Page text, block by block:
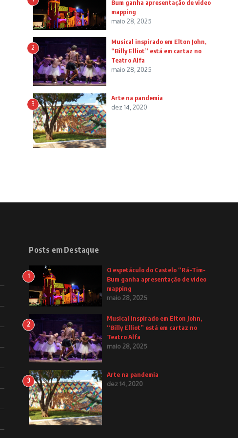
Bum ganha apresentação de video
mapping
maio 28, 2025
2
Musical inspirado em Elton John,
“Billy Elliot” está em cartaz no
Teatro Alfa
maio 28, 2025
3
Arte na pandemia
dez 14, 2020
Posts em Destaque
1
O espetáculo do Castelo “Rá-Tim-
Bum ganha apresentação de video
mapping
maio 28, 2025
2
Musical inspirado em Elton John,
“Billy Elliot” está em cartaz no
Teatro Alfa
maio 28, 2025
3
Arte na pandemia
dez 14, 2020